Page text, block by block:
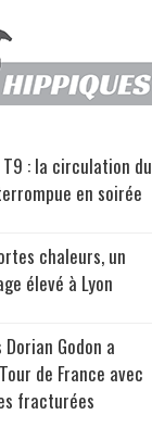
T9 : la circulation du
en soirée
chaleurs, un
élevé à Lyon
Dorian Godon a
de France avec
fracturées